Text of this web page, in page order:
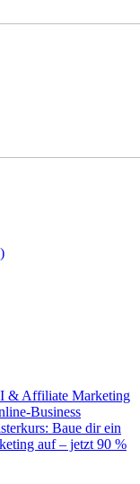
& Affiliate Marketing
Business
Baue dir ein
auf – jetzt 90 %